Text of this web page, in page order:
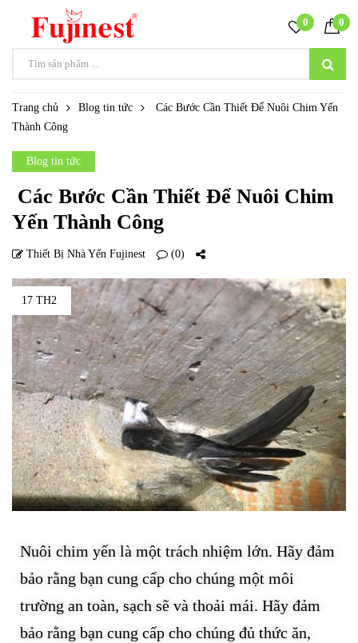
0 0
Trang chủ Blog tin tức
Các Bước Cần Thiết Để Nuôi Chim Yến
Thành Công
Blog tin tức
Các Bước Cần Thiết Để Nuôi Chim
Yến Thành Công
Thiết Bị Nhà Yến Fujinest (0)
17 TH2
Nuôi chim yến là một trách nhiệm lớn. Hãy đảm
bảo rằng bạn cung cấp cho chúng một môi
trường an toàn, sạch sẽ và thoải mái. Hãy đảm
bảo rằng bạn cung cấp cho chúng đủ thức ăn,